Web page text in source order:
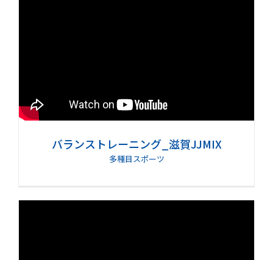
バランストレーニング_滋賀JJMIX
多種目スポーツ